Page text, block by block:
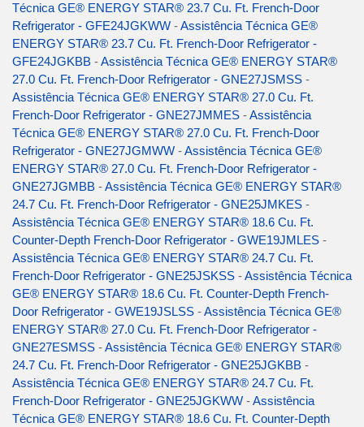
Técnica GE® ENERGY STAR® 23.7 Cu. Ft. French-Door
Refrigerator - GFE24JGKWW -Assistência Técnica GE®
ENERGY STAR® 23.7 Cu. Ft. French-Door Refrigerator -
GFE24JGKBB -Assistência Técnica GE® ENERGY STAR®
27.0 Cu. Ft. French-Door Refrigerator - GNE27JSMSS -
Assistência Técnica GE® ENERGY STAR® 27.0 Cu. Ft.
French-Door Refrigerator - GNE27JMMES -Assistência
Técnica GE® ENERGY STAR® 27.0 Cu. Ft. French-Door
Refrigerator - GNE27JGMWW -Assistência Técnica GE®
ENERGY STAR® 27.0 Cu. Ft. French-Door Refrigerator -
GNE27JGMBB -Assistência Técnica GE® ENERGY STAR®
24.7 Cu. Ft. French-Door Refrigerator - GNE25JMKES -
Assistência Técnica GE® ENERGY STAR® 18.6 Cu. Ft.
Counter-Depth French-Door Refrigerator - GWE19JMLES -
Assistência Técnica GE® ENERGY STAR® 24.7 Cu. Ft.
French-Door Refrigerator - GNE25JSKSS -Assistência Técnica
GE® ENERGY STAR® 18.6 Cu. Ft. Counter-Depth French-
Door Refrigerator - GWE19JSLSS -Assistência Técnica GE®
ENERGY STAR® 27.0 Cu. Ft. French-Door Refrigerator -
GNE27ESMSS -Assistência Técnica GE® ENERGY STAR®
24.7 Cu. Ft. French-Door Refrigerator - GNE25JGKBB -
Assistência Técnica GE® ENERGY STAR® 24.7 Cu. Ft.
French-Door Refrigerator - GNE25JGKWW -Assistência
Técnica GE® ENERGY STAR® 18.6 Cu. Ft. Counter-Depth